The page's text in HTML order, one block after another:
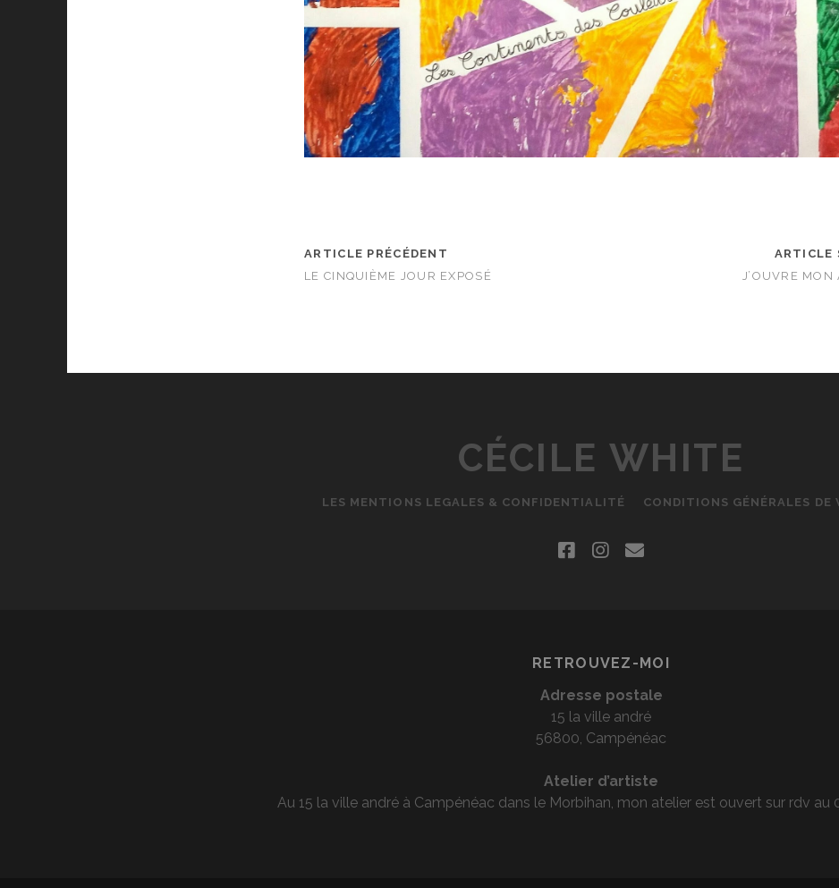
ARTICLE PRÉCÉDENT
LE CINQUIÈME JOUR EXPOSÉ
ARTICLE
J’OUVRE MON
CÉCILE WHITE
LES MENTIONS LEGALES & CONFIDENTIALITÉ CONDITIONS GÉNÉRALES DE
facebookinstagram
email
RETROUVEZ-MOI
Adresse postale
15 la ville andré
56800, Campénéac
Atelier d’artiste
Au 15 la ville andré à Campénéac dans le Morbihan, mon atelier est ouvert sur rdv au